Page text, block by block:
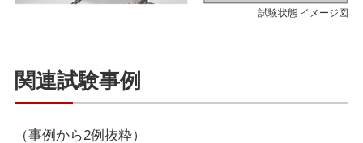
試験状態 イメージ図
関連試験事例
（事例から2例抜粋）